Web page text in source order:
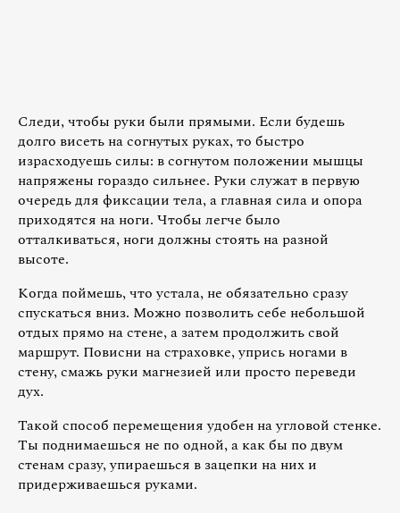
Следи, чтобы руки были прямыми. Если будешь
долго висеть на согнутых руках, то быстро
израсходуешь силы: в согнутом положении мышцы
напряжены гораздо сильнее. Руки служат в первую
очередь для фиксации тела, а главная сила и опора
приходятся на ноги. Чтобы легче было
отталкиваться, ноги должны стоять на разной
высоте.
Когда поймешь, что устала, не обязательно cразу
спускаться вниз. Можно позволить себе небольшой
отдых прямо на стене, а затем продолжить свой
маршрут. Повисни на страховке, упрись ногами в
стену, смажь руки магнезией или просто переведи
дух.
Такой способ перемещения удобен на угловой стенке.
Ты поднимаешься не по одной, а как бы по двум
стенам сразу, упираешься в зацепки на них и
придерживаешься руками.